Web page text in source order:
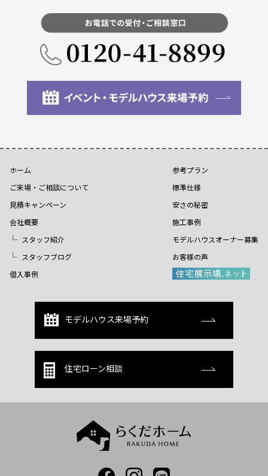
ホーム
ご来場・ご相談について
見積キャンペーン
会社概要
スタッフ紹介
スタッフブログ
借入事例
参考プラン
標準仕様
安さの秘密
施工事例
モデルハウスオーナー募集
お客様の声
モデルハウス来場予約
住宅ローン相談